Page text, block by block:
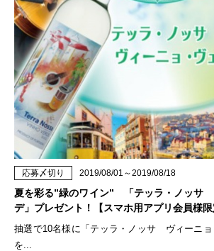
応募〆切り 2019/08/01～2019/08/18
夏を彩る”緑のワイン” 「テッラ・ノッサ
デ」プレゼント！【スマホ用アプリ会員様限
抽選で10名様に「テッラ・ノッサ ヴィーニ
を...